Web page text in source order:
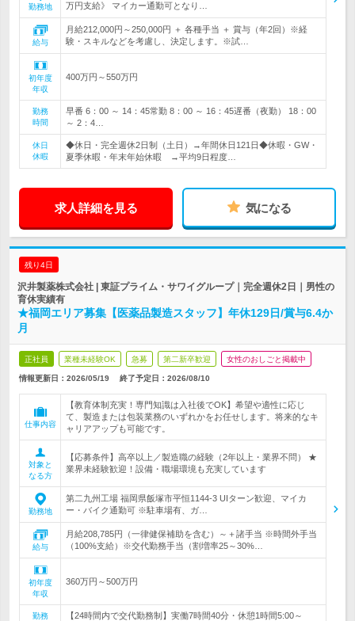
勤務地
万円支給》 マイカー通勤可となり…
給与
月給212,000円～250,000円 ＋ 各種手当 ＋ 賞与（年2回）※経
験・スキルなどを考慮し、決定します。※試…
初年度
年収
400万円～550万円
勤務
時間
早番 6：00 ～ 14：45常勤 8：00 ～ 16：45遅番（夜勤） 18：00
～ 2：4…
休日
休暇
◆休日・完全週休2日制（土日）→年間休日121日◆休暇・GW・
夏季休暇・年末年始休暇 →平均9日程度…
求人詳細を見る 気になる
残り4日
沢井製薬株式会社 | 東証プライム・サワイグループ｜完全週休2日｜男性の
育休実績有
★福岡エリア募集【医薬品製造スタッフ】年休129日/賞与6.4か
月
正社員 業種未経験OK 急募 第二新卒歓迎 女性のおしごと掲載中
情報更新日：2026/05/19 終了予定日： 2026/08/10
仕事内容
【教育体制充実！専門知識は入社後でOK】希望や適性に応じ
て、製造または包装業務のいずれかをお任せします。将来的なキ
ャリアアップも可能です。
対象と
なる方
【応募条件】高卒以上／製造職の経験（2年以上・業界不問） ★
業界未経験歓迎！設備・職場環境も充実しています
勤務地
第二九州工場 福岡県飯塚市平恒1144-3 UIターン歓迎、マイカ
ー・バイク通勤可 ※駐車場有、ガ…
給与
月給208,785円（一律健保補助を含む）～＋諸手当 ※時間外手当
（100%支給）※交代勤務手当（割増率25～30%…
初年度
年収
360万円～500万円
勤務
【24時間内で交代勤務制】実働7時間40分・休憩1時間5:00～